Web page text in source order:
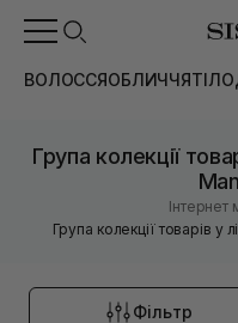
ВОЛОССЯОБЛИЧЧЯТІЛО
Група колекції
Інтернет
Група колекції товарів у
Фільтр